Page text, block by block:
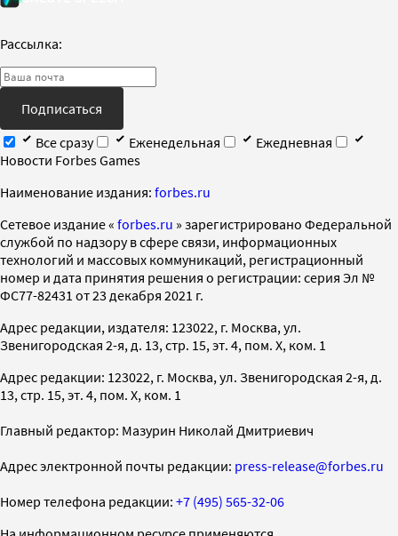
Рассылка:
Подписаться
Все сразу
Еженедельная
Ежедневная
Новости Forbes Games
Наименование издания: forbes.ru
Cетевое издание « forbes.ru » зарегистрировано Федеральной
службой по надзору в сфере связи, информационных
технологий и массовых коммуникаций, регистрационный
номер и дата принятия решения о регистрации: серия Эл №
ФС77-82431 от 23 декабря 2021 г.
Адрес редакции, издателя: 123022, г. Москва, ул.
Звенигородская 2-я, д. 13, стр. 15, эт. 4, пом. X, ком. 1
Адрес редакции: 123022, г. Москва, ул. Звенигородская 2-я, д.
13, стр. 15, эт. 4, пом. X, ком. 1
Главный редактор: Мазурин Николай Дмитриевич
Адрес электронной почты редакции: press-release@forbes.ru
Номер телефона редакции: +7 (495) 565-32-06